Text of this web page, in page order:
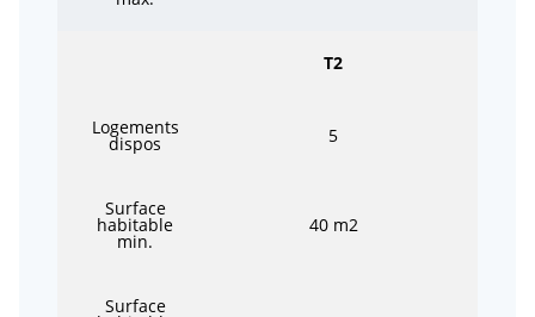
T2
Logements
dispos 5
Surface
habitable
min.
40 m2
Surface